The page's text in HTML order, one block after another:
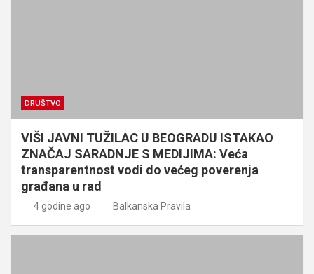
DRUŠTVO
VIŠI JAVNI TUŽILAC U BEOGRADU ISTAKAO
ZNAČAJ SARADNJE S MEDIJIMA: Veća
transparentnost vodi do većeg poverenja
građana u rad
4 godine ago Balkanska Pravila